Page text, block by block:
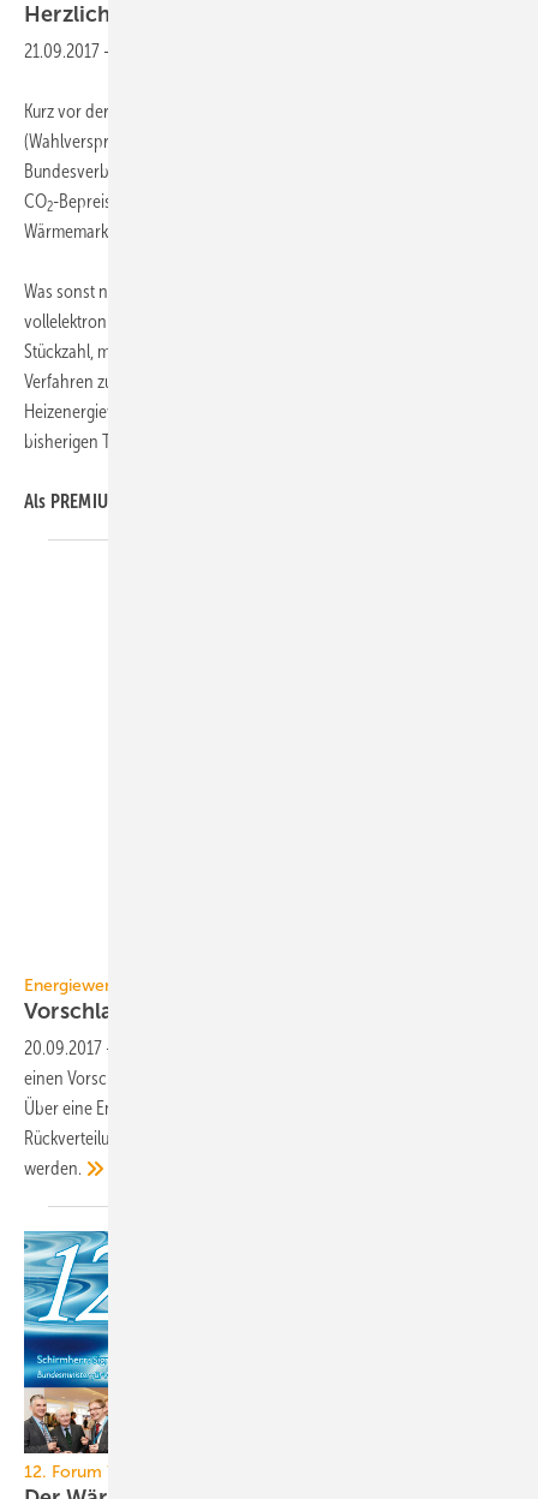
Herzlich
21.09.2017 -
Kurz vor der Bundestagswahl
(Wahlversprechen aus Sicht der TGA-Branche) hat der
Bundesverband Erneuerbare Energie (BEE) einen Vorschlag für eine
CO2-Bepreisung im Wärmemarkt vorgestellt, die Fairness auf dem
Wärmemarkt schaffen soll.
Was sonst noch wichtig ist: Das BMWi fördert bestimmte
vollelektronische Durchlauferhitzer – aber nur in begrenzter
Stückzahl, mit Diffusions-Luftbefeuchtern steht nun ein neues
Verfahren zur zentralen Befeuchtung zur Verfügung und der
Heizenergieverbrauch entwickelt sich neuerdings gegen den
bisherigen Trend.
Als PREMIUM-Mitglied immer bestmöglich
Energiewende
Vorschlag für CO
20.09.2017 -
einen Vorschlag für eine CO
Über eine Energiesteuer mit CO
Rückverteilung soll Fairness auf dem Wärmemarkt geschaffen
werden.
12. Forum Wärmepumpe, 13. und 14. November 2014 in Berlin